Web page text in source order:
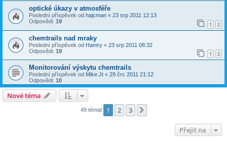
optické úkazy v atmosféře
Poslední příspěvek od hajcman « 23 srp 2011 12:13
Odpovědi: 19 1 2
chemtrails nad mraky
Poslední příspěvek od Hamry « 23 srp 2011 08:32
Odpovědi: 19 1 2
Monitorování výskytu chemtrails
Poslední příspěvek od Mike.Jt « 29 črc 2011 21:12
Odpovědi: 10
Nové téma
49 témat 1 2 3
Přejít na